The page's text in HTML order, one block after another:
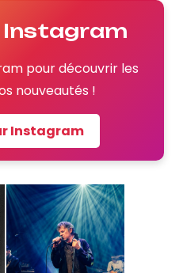
Instagram
pour découvrir les
nouveautés !
Instagram